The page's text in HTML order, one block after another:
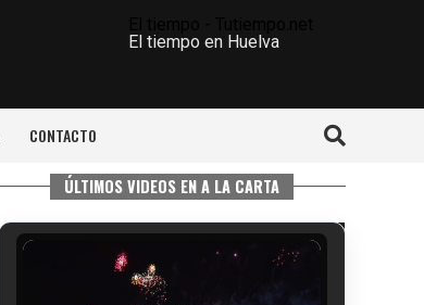
El tiempo en Huelva
CONTACTO
ÚLTIMOS VIDEOS EN A LA CARTA